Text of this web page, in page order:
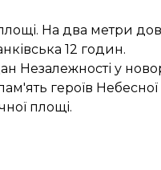
На два метри
12 годин.
Незалежності у
героїв Небесної
площі.